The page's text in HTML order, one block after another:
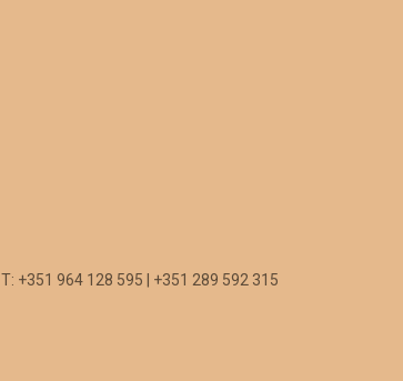
T: +351 964 128 595 | +351 289 592 315